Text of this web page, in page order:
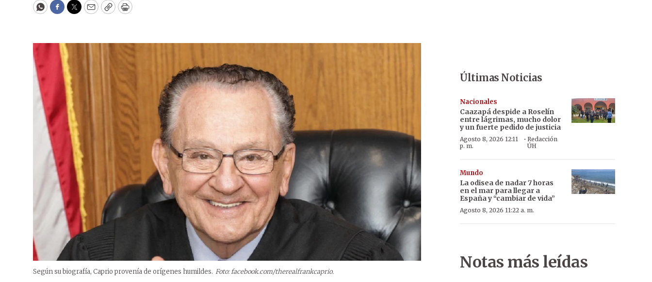
WhatsApp
Facebook
Twitter
EmailCopyPrint
Según su biografía, Caprio provenía de orígenes humildes. Foto: facebook.com/therealfrankcaprio.
Últimas Noticias
Nacionales
Caazapá despide a Roselín
entre lágrimas, mucho dolor
y un fuerte pedido de justicia
Agosto 8, 2026 12:11
p. m.
· Redacción
ÚH
Mundo
La odisea de nadar 7 horas
en el mar para llegar a
España y “cambiar de vida”
Agosto 8, 2026 11:22 a. m.
Notas más leídas